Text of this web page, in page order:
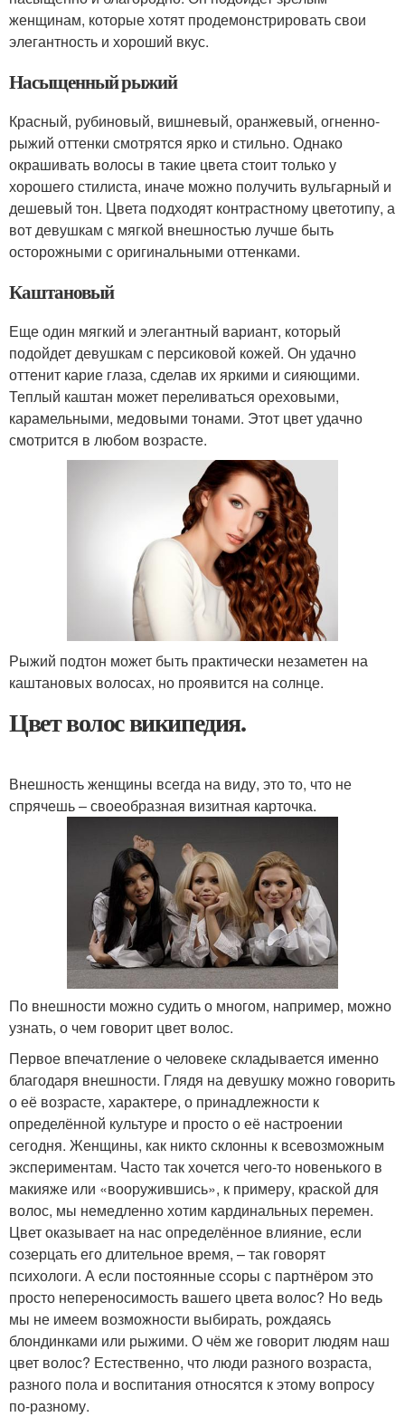
женщинам, которые хотят продемонстрировать свои
элегантность и хороший вкус.
Насыщенный рыжий
Красный, рубиновый, вишневый, оранжевый, огненно-
рыжий оттенки смотрятся ярко и стильно. Однако
окрашивать волосы в такие цвета стоит только у
хорошего стилиста, иначе можно получить вульгарный и
дешевый тон. Цвета подходят контрастному цветотипу, а
вот девушкам с мягкой внешностью лучше быть
осторожными с оригинальными оттенками.
Каштановый
Еще один мягкий и элегантный вариант, который
подойдет девушкам с персиковой кожей. Он удачно
оттенит карие глаза, сделав их яркими и сияющими.
Теплый каштан может переливаться ореховыми,
карамельными, медовыми тонами. Этот цвет удачно
смотрится в любом возрасте.
Рыжий подтон может быть практически незаметен на
каштановых волосах, но проявится на солнце.
Цвет волос википедия.
Внешность женщины всегда на виду, это то, что не
спрячешь – своеобразная визитная карточка.
По внешности можно судить о многом, например, можно
узнать, о чем говорит цвет волос.
Первое впечатление о человеке складывается именно
благодаря внешности. Глядя на девушку можно говорить
о её возрасте, характере, о принадлежности к
определённой культуре и просто о её настроении
сегодня. Женщины, как никто склонны к всевозможным
экспериментам. Часто так хочется чего-то новенького в
макияже или «вооружившись», к примеру, краской для
волос, мы немедленно хотим кардинальных перемен.
Цвет оказывает на нас определённое влияние, если
созерцать его длительное время, – так говорят
психологи. А если постоянные ссоры с партнёром это
просто непереносимость вашего цвета волос? Но ведь
мы не имеем возможности выбирать, рождаясь
блондинками или рыжими. О чём же говорит людям наш
цвет волос? Естественно, что люди разного возраста,
разного пола и воспитания относятся к этому вопросу
по-разному.